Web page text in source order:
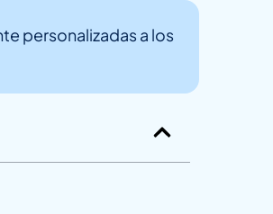
personalizadas a los